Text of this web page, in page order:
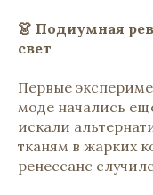
👗 Подиумная
свет
Первые
моде начались
искали
тканям в жарких
ренессанс